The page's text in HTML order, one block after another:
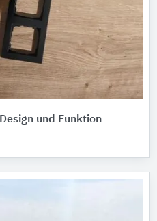
und Funktion